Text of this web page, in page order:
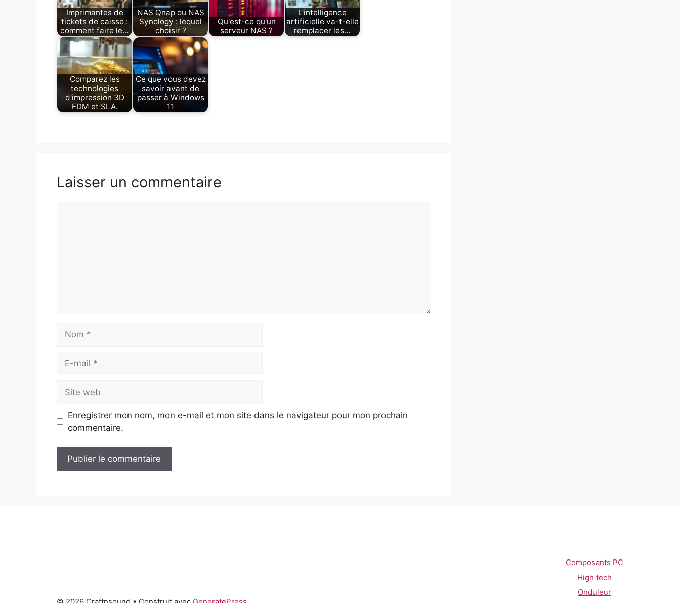
Imprimantes de
tickets de caisse :
comment faire le…
NAS Qnap ou NAS
Synology : lequel
choisir ?
Qu'est-ce qu'un
serveur NAS ?
L'intelligence
artificielle va-t-elle
remplacer les…
Comparez les
technologies
d'impression 3D
FDM et SLA.
Ce que vous devez
savoir avant de
passer à Windows
11
Laisser un commentaire
mail
web
Enregistrer mon nom, mon e-mail et mon site dans le navigateur pour mon prochain
commentaire.
Composants PC
High tech
Onduleur